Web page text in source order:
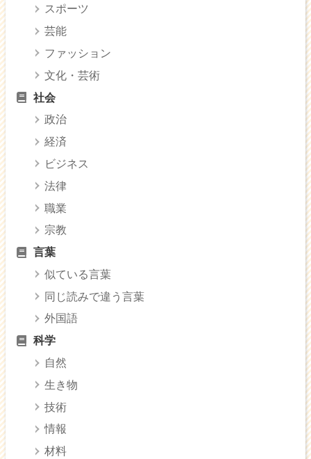
スポーツ
芸能
ファッション
文化・芸術
社会
政治
経済
ビジネス
法律
職業
宗教
言葉
似ている言葉
同じ読みで違う言葉
外国語
科学
自然
生き物
技術
情報
材料